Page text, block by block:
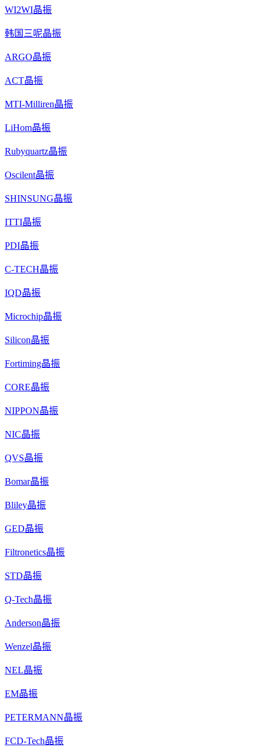
WI2WI晶振
韩国三呢晶振
ARGO晶振
ACT晶振
MTI-Milliren晶振
LiHom晶振
Rubyquartz晶振
Oscilent晶振
SHINSUNG晶振
ITTI晶振
PDI晶振
C-TECH晶振
IQD晶振
Microchip晶振
Silicon晶振
Fortiming晶振
CORE晶振
NIPPON晶振
NIC晶振
QVS晶振
Bomar晶振
Bliley晶振
GED晶振
Filtronetics晶振
STD晶振
Q-Tech晶振
Anderson晶振
Wenzel晶振
NEL晶振
EM晶振
PETERMANN晶振
FCD-Tech晶振